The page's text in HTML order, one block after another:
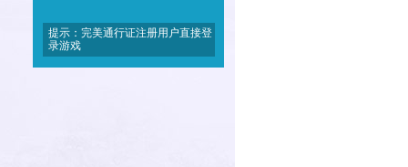
提示：完美通行证注册用户直接登
录游戏